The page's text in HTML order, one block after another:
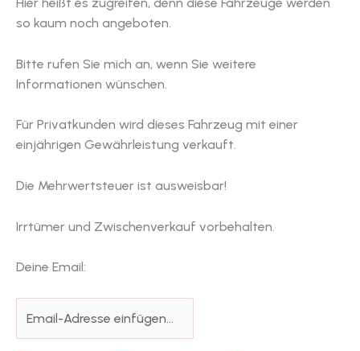
so kaum noch angeboten.
Bitte rufen Sie mich an, wenn Sie weitere
Informationen wünschen.
Für Privatkunden wird dieses Fahrzeug mit einer
einjährigen Gewährleistung verkauft.
Die Mehrwertsteuer ist ausweisbar!
Irrtümer und Zwischenverkauf vorbehalten.
Deine Email: